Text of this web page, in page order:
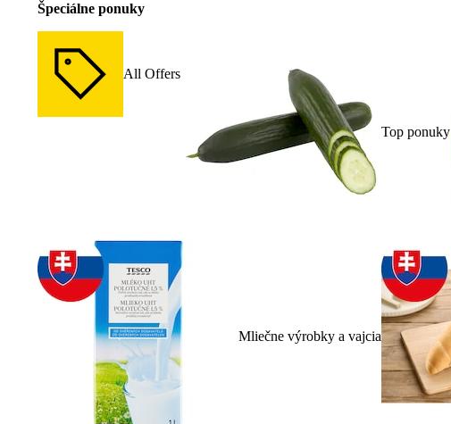
Špeciálne ponuky
All Offers
Top ponuky
Mliečne výrobky a vajcia